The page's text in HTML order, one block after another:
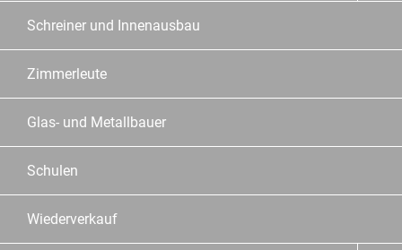
Schreiner und Innenausbau
Zimmerleute
Glas- und Metallbauer
Schulen
Wiederverkauf